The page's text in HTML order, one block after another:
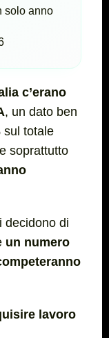
solo anno
c’erano
, un dato ben
sul totale
soprattutto
decidono di
un numero
lavoro